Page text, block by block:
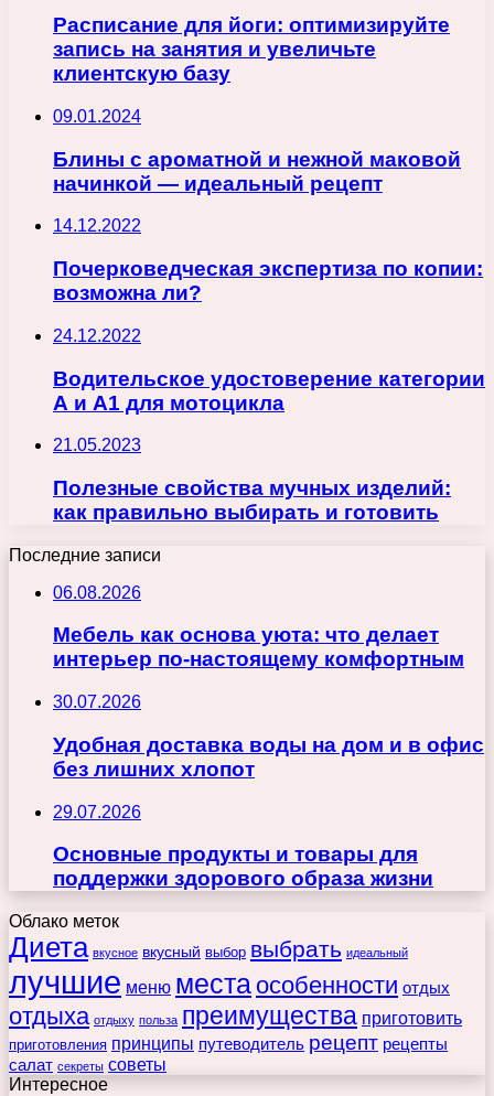
Расписание для йоги: оптимизируйте
запись на занятия и увеличьте
клиентскую базу
09.01.2024
Блины с ароматной и нежной маковой
начинкой — идеальный рецепт
14.12.2022
Почерковедческая экспертиза по копии:
возможна ли?
24.12.2022
Водительское удостоверение категории
А и А1 для мотоцикла
21.05.2023
Полезные свойства мучных изделий:
как правильно выбирать и готовить
Последние записи
06.08.2026
Мебель как основа уюта: что делает
интерьер по-настоящему комфортным
30.07.2026
Удобная доставка воды на дом и в офис
без лишних хлопот
29.07.2026
Основные продукты и товары для
поддержки здорового образа жизни
Облако меток
Диета вкусное вкусный выбор выбрать идеальный
лучшие меню места особенности отдых
отдыха отдыху польза преимущества приготовить
приготовления принципы путеводитель рецепт рецепты
салат секреты советы
Интересное